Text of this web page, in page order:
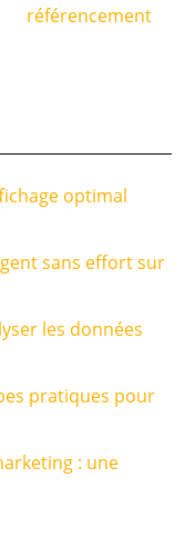
référencement
optimal
sans effort sur
les données
pratiques pour
: une